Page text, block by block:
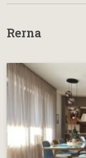
Rerna